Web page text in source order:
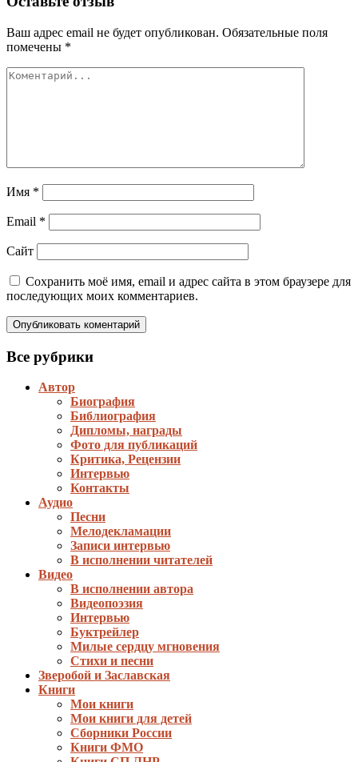
Ваш адрес email не будет опубликован. Обязательные поля
помечены *
Имя *
Email *
Сайт
Сохранить моё имя, email и адрес сайта в этом браузере для
последующих моих комментариев.
Все рубрики
Автор
Биография
Библиография
Дипломы, награды
Фото для публикаций
Критика, Рецензии
Интервью
Контакты
Аудио
Песни
Мелодекламации
Записи интервью
В исполнении читателей
Видео
В исполнении автора
Видеопоэзия
Интервью
Буктрейлер
Милые сердцу мгновения
Стихи и песни
Зверобой и Заславская
Книги
Мои книги
Мои книги для детей
Сборники России
Книги ФМО